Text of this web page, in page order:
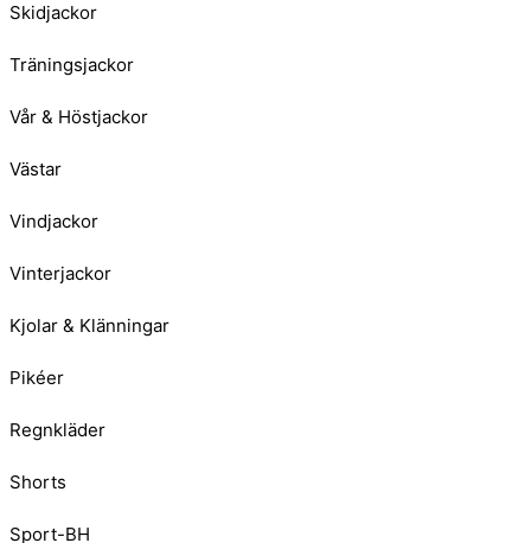
Skidjackor
Träningsjackor
Vår & Höstjackor
Västar
Vindjackor
Vinterjackor
Kjolar & Klänningar
Pikéer
Regnkläder
Shorts
Sport-BH